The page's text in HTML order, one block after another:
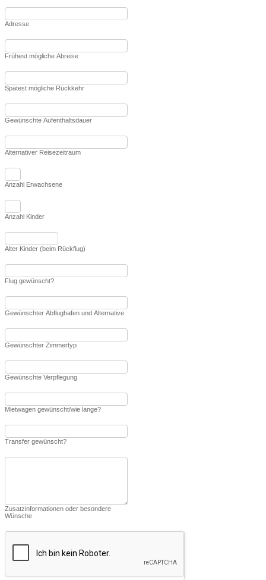
Adresse
Frühest mögliche Abreise
Spätest mögliche Rückkehr
Gewünschte Aufenthaltsdauer
Alternativer Reisezeitraum
Anzahl Erwachsene
Anzahl Kinder
Alter Kinder (beim Rückflug)
Flug gewünscht?
Gewünschter Abflughafen und Alternative
Gewünschter Zimmertyp
Gewünschte Verpflegung
Mietwagen gewünscht/wie lange?
Transfer gewünscht?
Zusatzinformationen oder besondere
Wünsche